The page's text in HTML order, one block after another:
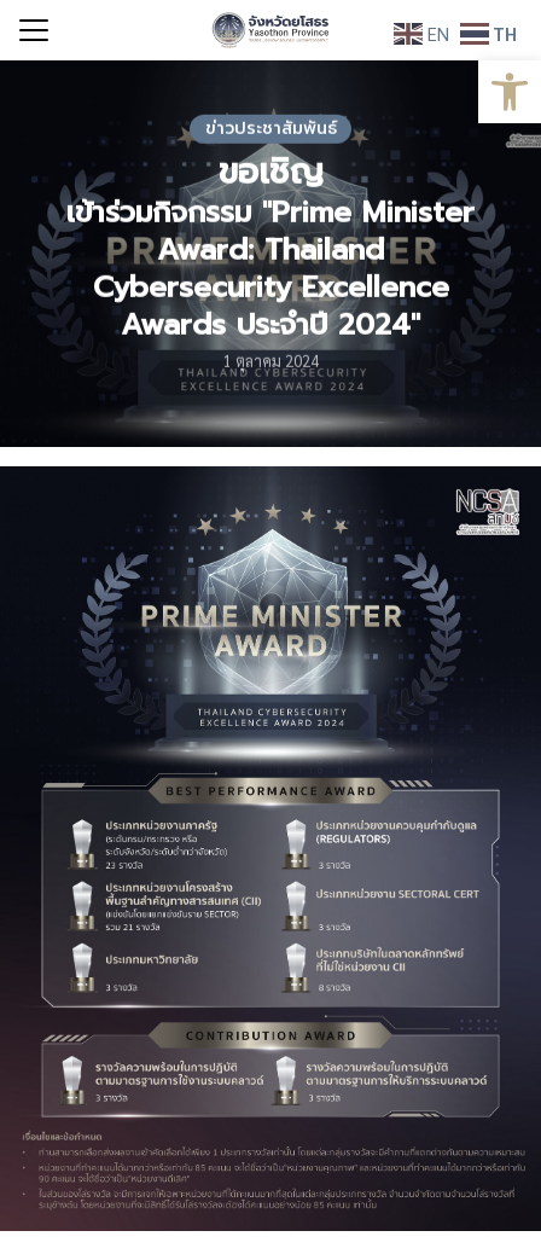
Skip
ข่าวประชาสัมพันธ์
ขอเชิญ
เข้าร่วมกิจกรรม "Prime Minister
Award: Thailand
Cybersecurity Excellence
Awards ประจำปี 2024"
1 ตุลาคม 2024
EN TH